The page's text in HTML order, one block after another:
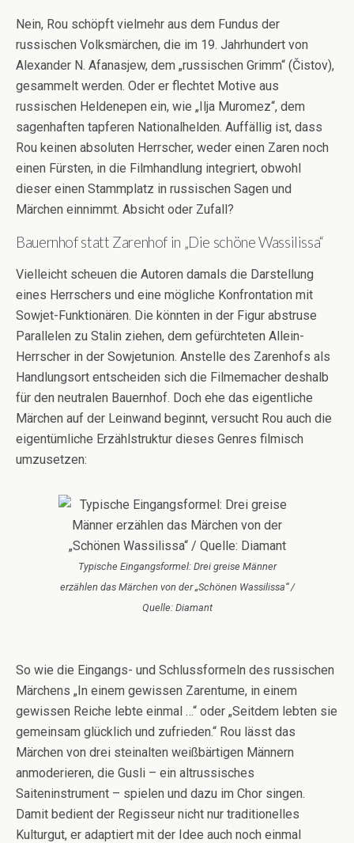
Nein, Rou schöpft vielmehr aus dem Fundus der
russischen Volksmärchen, die im 19. Jahrhundert von
Alexander N. Afanasjew, dem „russischen Grimm“ (Čistov),
gesammelt werden. Oder er flechtet Motive aus
russischen Heldenepen ein, wie „Ilja Muromez“, dem
sagenhaften tapferen Nationalhelden. Auffällig ist, dass
Rou keinen absoluten Herrscher, weder einen Zaren noch
einen Fürsten, in die Filmhandlung integriert, obwohl
dieser einen Stammplatz in russischen Sagen und
Märchen einnimmt. Absicht oder Zufall?
Bauernhof statt Zarenhof in „Die schöne Wassilissa“
Vielleicht scheuen die Autoren damals die Darstellung
eines Herrschers und eine mögliche Konfrontation mit
Sowjet-Funktionären. Die könnten in der Figur abstruse
Parallelen zu Stalin ziehen, dem gefürchteten Allein-
Herrscher in der Sowjetunion. Anstelle des Zarenhofs als
Handlungsort entscheiden sich die Filmemacher deshalb
für den neutralen Bauernhof. Doch ehe das eigentliche
Märchen auf der Leinwand beginnt, versucht Rou auch die
eigentümliche Erzählstruktur dieses Genres filmisch
umzusetzen:
Typische Eingangsformel: Drei greise Männer
erzählen das Märchen von der „Schönen Wassilissa“ /
Quelle: Diamant
So wie die Eingangs- und Schlussformeln des russischen
Märchens „In einem gewissen Zarentume, in einem
gewissen Reiche lebte einmal …“ oder „Seitdem lebten sie
gemeinsam glücklich und zufrieden.“ Rou lässt das
Märchen von drei steinalten weißbärtigen Männern
anmoderieren, die Gusli – ein altrussisches
Saiteninstrument – spielen und dazu im Chor singen.
Damit bedient der Regisseur nicht nur traditionelles
Kulturgut, er adaptiert mit der Idee auch noch einmal